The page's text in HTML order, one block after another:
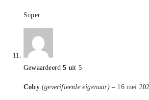
Super
Gewaardeerd5 uit 5
Coby (geverifieerde eigenaar) – 16 mei